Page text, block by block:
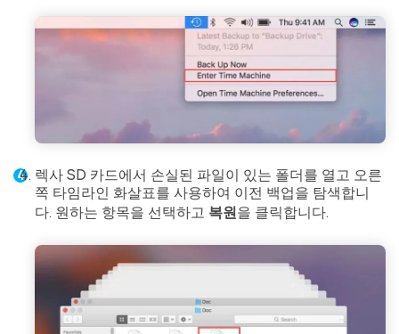
렉사 SD 카드에서 손실된 파일이 있는 폴더를 열고 오른
쪽 타임라인 화살표를 사용하여 이전 백업을 탐색합니
다. 원하는 항목을 선택하고 복원을 클릭합니다.